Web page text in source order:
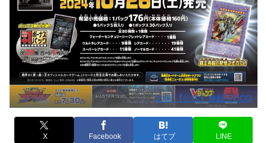
出典:【公式】遊戯王OCG
X Facebook はてブ LINE